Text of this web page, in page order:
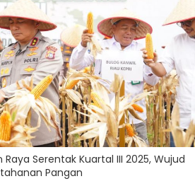
Raya Serentak Kuartal III 2025, Wujud
Pangan